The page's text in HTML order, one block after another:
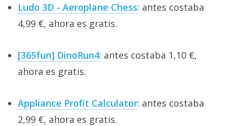
Ludo 3D - Aeroplane Chess: antes costaba
4,99 €, ahora es gratis.
[365fun] DinoRun4: antes costaba 1,10 €,
ahora es gratis.
Appliance Profit Calculator: antes costaba
2,99 €, ahora es gratis.